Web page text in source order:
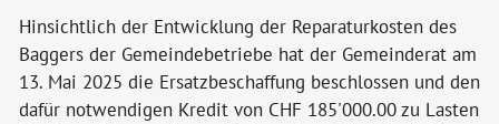
Gemeindeinfo
Wohlener Hecht
Geschichte
Hinsichtlich der Entwicklung der Reparaturkosten des
Baggers der Gemeindebetriebe hat der Gemeinderat am
13. Mai 2025 die Ersatzbeschaffung beschlossen und den
dafür notwendigen Kredit von CHF 185'000.00 zu Lasten